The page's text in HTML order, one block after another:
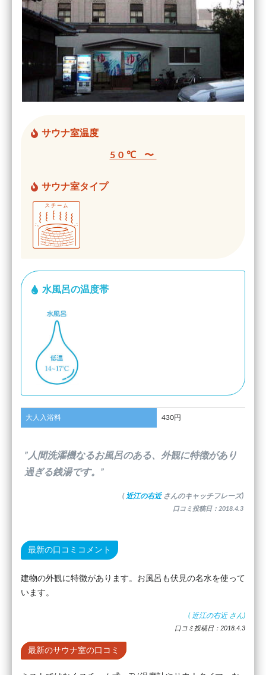
サウナ室温度
50℃ 〜
サウナ室タイプ
水風呂の温度帯
大人入浴料 430円
”人間洗濯機なるお風呂のある、外観に特徴があり
過ぎる銭湯です。”
( 近江の右近 さんのキャッチフレーズ)
口コミ投稿日：2018.4.3
最新の口コミコメント
建物の外観に特徴があります。お風呂も伏見の名水を使って
います。
( 近江の右近 さん)
口コミ投稿日：2018.4.3
最新のサウナ室の口コミ